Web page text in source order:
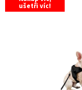
ušetři víc!